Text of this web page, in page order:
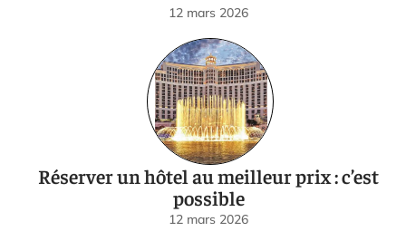
12 mars 2026
Réserver un hôtel au meilleur prix : c’est
possible
12 mars 2026